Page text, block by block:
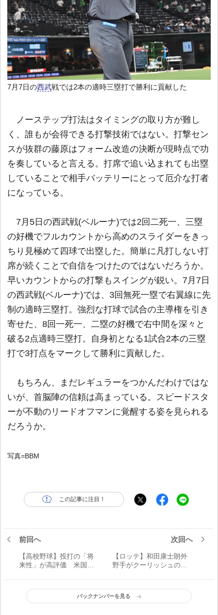
7月7日の西武戦では2本の適時三塁打で勝利に貢献した
ノーステップ打法はタイミングの取り方が難し
く、誰もが会得できる打撃技術ではない。打撃セン
スが抜群の藤原はフォーム改造の決断が現時点で功
を奏していると言える。打席で追い込まれても出塁
していることで相手バッテリーにとって厄介な打者
になっている。
7月5日の西武戦(ベルーナ)では2回二死一、三塁
の好機でフルカウントから高めのスライダーをきっ
ちり見極めて四球で出塁した。簡単に凡打しない打
席が続くことで自信をつけたのではないだろうか。
早いカウントからの打撃もスイングが鋭い。7月7日
の西武戦(ベルーナ)では、3回無死一塁で右翼線に先
制の適時三塁打。強烈な打球で試合の主導権を引き
寄せた、8回一死一、二塁の好機で右中間を深々と
破る2点適時三塁打。自身初となる1試合2本の三塁
打で3打点をマークして勝利に貢献した。
もちろん、まだレギュラーをつかんだわけではな
いが、首脳陣の信頼は高まっている。スピードスタ
ーが不動のリードオフマンに覚醒する姿を見られる
だろうか。
写真=BBM
この記事に注目！
前回へ
【高校野球】投打の「将
来性」が高評価 米国大
刀流”森井翔太郎の進路
は？
次回へ
【ロッテ】和田康士朗外
野手がクーリッシュの交
公改札、東急線窓上、JR
海浜幕張駅改札内にて
バックナンバーを見る